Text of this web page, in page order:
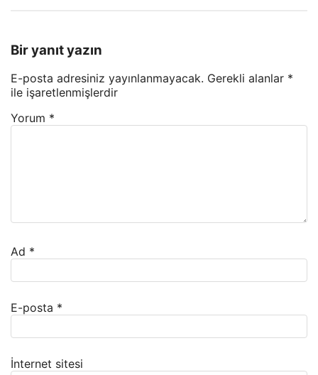
Bir yanıt yazın
E-posta adresiniz yayınlanmayacak. Gerekli alanlar *
ile işaretlenmişlerdir
Yorum *
Ad *
E-posta *
İnternet sitesi